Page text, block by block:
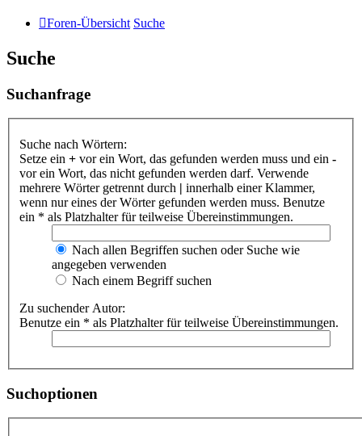
Foren-Übersicht Suche
Suche
Suchanfrage
Suche nach Wörtern:
Setze ein + vor ein Wort, das gefunden werden muss und ein -
vor ein Wort, das nicht gefunden werden darf. Verwende
mehrere Wörter getrennt durch | innerhalb einer Klammer,
wenn nur eines der Wörter gefunden werden muss. Benutze
ein * als Platzhalter für teilweise Übereinstimmungen.
Nach allen Begriffen suchen oder Suche wie
angegeben verwenden
Nach einem Begriff suchen
Zu suchender Autor:
Benutze ein * als Platzhalter für teilweise Übereinstimmungen.
Suchoptionen